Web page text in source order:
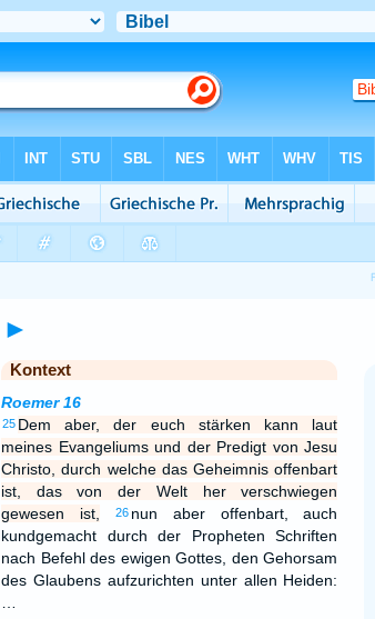
►
Kontext
Roemer 16
25 Dem aber, der euch stärken kann laut
meines Evangeliums und der Predigt von Jesu
Christo, durch welche das Geheimnis offenbart
ist, das von der Welt her verschwiegen
gewesen ist,
26 nun aber offenbart, auch
kundgemacht durch der Propheten Schriften
nach Befehl des ewigen Gottes, den Gehorsam
des Glaubens aufzurichten unter allen Heiden: